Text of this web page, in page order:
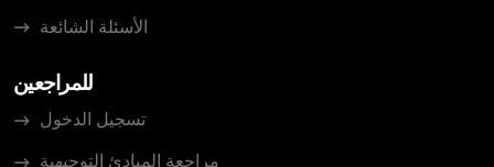
الأسئلة الشائعة
للمراجعين
تسجيل الدخول
مراجعة المبادئ التوجيهية